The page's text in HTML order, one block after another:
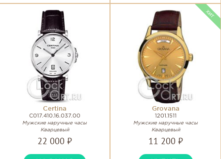
Certina
C017.410.16.037.00
Мужские наручные часы
Кварцевый
22 000 ₽
Grovana
1201.1511
Мужские наручные часы
Кварцевый
11 200 ₽